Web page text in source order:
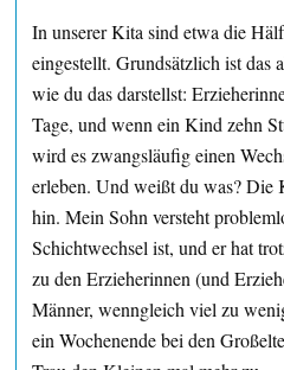
In unserer Kita sind etwa die
eingestellt. Grundsätzlich ist das
wie du das darstellst:
Tage, und wenn ein Kind zehn
wird es zwangsläufig einen
erleben. Und weißt du was? Die
hin. Mein Sohn versteht
Schichtwechsel ist, und er hat
zu den Erzieherinnen (und
Männer, wenngleich viel zu
ein Wochenende bei den